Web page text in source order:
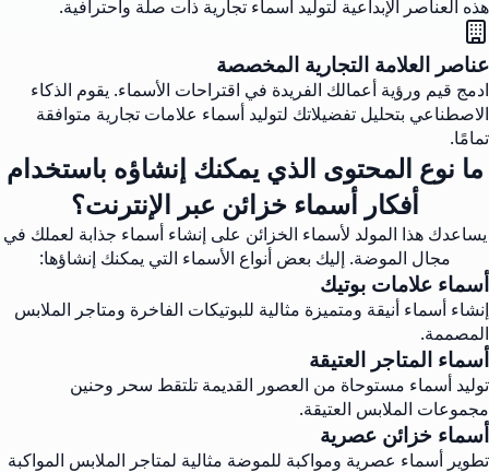
هذه العناصر الإبداعية لتوليد أسماء تجارية ذات صلة واحترافية.
عناصر العلامة التجارية المخصصة
ادمج قيم ورؤية أعمالك الفريدة في اقتراحات الأسماء. يقوم الذكاء
الاصطناعي بتحليل تفضيلاتك لتوليد أسماء علامات تجارية متوافقة
تمامًا.
ما نوع المحتوى الذي يمكنك إنشاؤه باستخدام
أفكار أسماء خزائن عبر الإنترنت؟
يساعدك هذا المولد لأسماء الخزائن على إنشاء أسماء جذابة لعملك في
مجال الموضة. إليك بعض أنواع الأسماء التي يمكنك إنشاؤها:
أسماء علامات بوتيك
إنشاء أسماء أنيقة ومتميزة مثالية للبوتيكات الفاخرة ومتاجر الملابس
المصممة.
أسماء المتاجر العتيقة
توليد أسماء مستوحاة من العصور القديمة تلتقط سحر وحنين
مجموعات الملابس العتيقة.
أسماء خزائن عصرية
تطوير أسماء عصرية ومواكبة للموضة مثالية لمتاجر الملابس المواكبة